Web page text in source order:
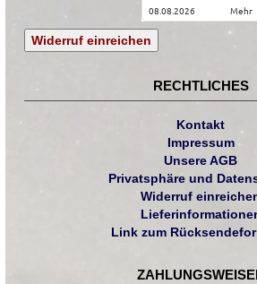
08.08.2026 mehr
Widerruf einreichen
RECHTLICHES
Kontakt
Impressum
Unsere AGB
Privatsphäre und
Widerruf
Link zum